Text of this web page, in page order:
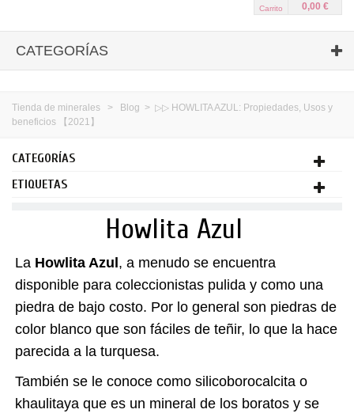
0,00 €
Carrito
CATEGORÍAS
Tienda de minerales > Blog > ▷▷ HOWLITA AZUL: Propiedades, Usos y
beneficios 【2021】
CATEGORÍAS
ETIQUETAS
Howlita Azul
La Howlita Azul , a menudo se encuentra
disponible para coleccionistas pulida y como una
piedra de bajo costo. Por lo general son piedras de
color blanco que son fáciles de teñir, lo que la hace
parecida a la turquesa.
También se le conoce como silicoborocalcita o
khaulitaya que es un mineral de los boratos y se